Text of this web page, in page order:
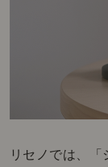
リセノでは、